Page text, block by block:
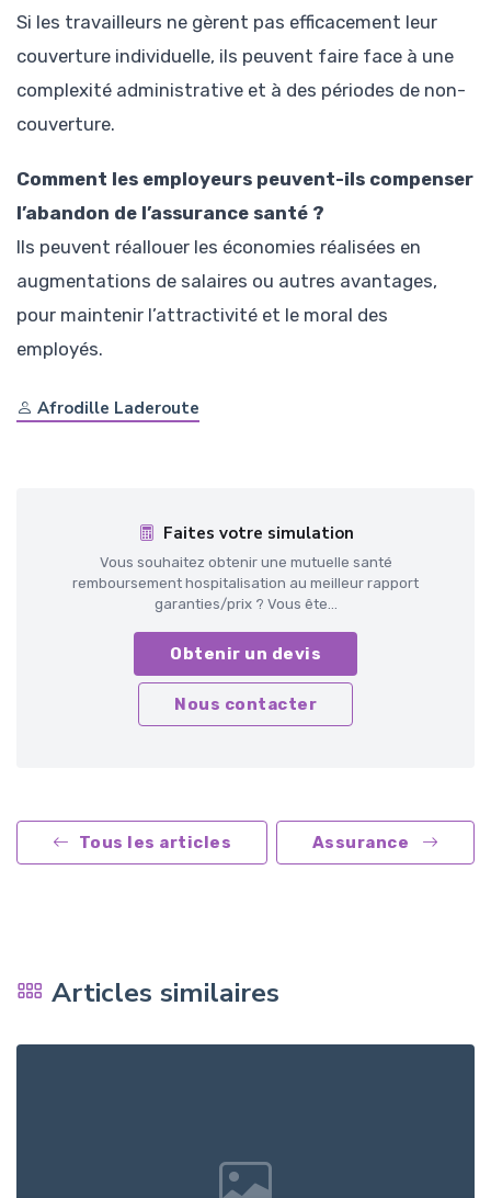
Si les travailleurs ne gèrent pas efficacement leur
couverture individuelle, ils peuvent faire face à une
complexité administrative et à des périodes de non-
couverture.
Comment les employeurs peuvent-ils compenser
l’abandon de l’assurance santé ?
Ils peuvent réallouer les économies réalisées en
augmentations de salaires ou autres avantages,
pour maintenir l’attractivité et le moral des
employés.
Afrodille Laderoute
Faites votre simulation
Vous souhaitez obtenir une mutuelle santé
remboursement hospitalisation au meilleur rapport
garanties/prix ? Vous ête...
Obtenir un devis
Nous contacter
Tous les articles Assurance
Articles similaires